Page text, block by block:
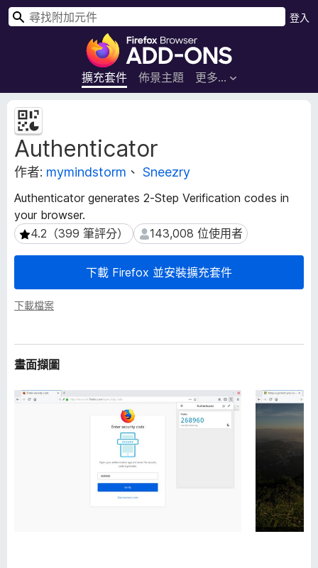
F
r
e
覽
器
加
元
擴充套件 佈景主題 更多…
登入
搜
Authenticator
作者: mymindstorm 、 Sneezry
Authenticator generates 2-Step Verification codes in
your browser.
4.2（399 筆評分）
4.2（399 筆評分） 143,008 位使用者
143,008 位使用者
下載 Firefox 並安裝擴充套件
下載檔案
擴
充
套
件
後
資
料
畫面擷圖